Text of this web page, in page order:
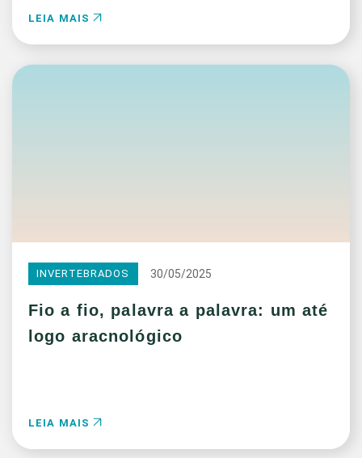
LEIA MAIS
INVERTEBRADOS 30/05/2025
Fio a fio, palavra a palavra: um até
logo aracnológico
LEIA MAIS